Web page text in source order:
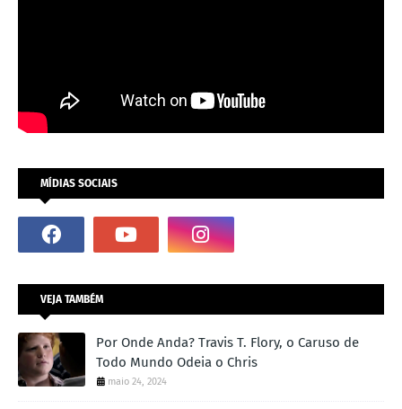
MÍDIAS SOCIAIS
VEJA TAMBÉM
Por Onde Anda? Travis T. Flory, o Caruso de
Todo Mundo Odeia o Chris
maio 24, 2024